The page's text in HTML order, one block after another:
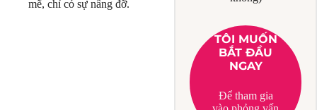
mẽ, chỉ có sự nâng đỡ.
TÔI MUỐN
BẮT ĐẦU
NGAY
Để tham gia